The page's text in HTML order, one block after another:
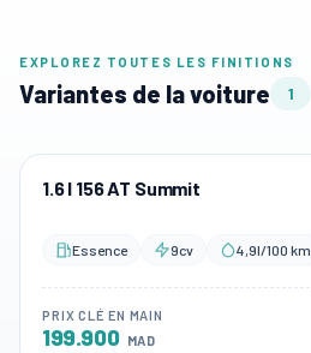
EXPLOREZ TOUTES LES FINITIONS
Variantes de la voiture 1
1.6 l 156 AT Summit
Essence 9cv 4,9l/100 km
PRIX CLÉ EN MAIN
199.900 MAD